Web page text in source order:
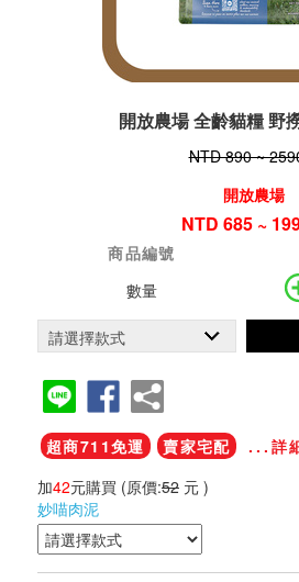
開放農場 全齡貓糧 野
NTD 890 ~
開放農場
NTD 685 ~
商品編號
數量
超商711免運 賣家宅配
...詳
加42元購買 (原價:52 元 )
妙喵肉泥